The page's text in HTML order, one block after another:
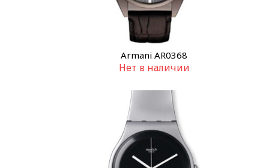
Armani AR0368
Нет в наличии